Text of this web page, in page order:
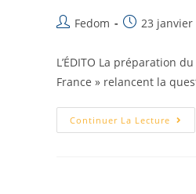
Fedom 23 janvier
L’ÉDITO La préparation
France » relancent la
Continuer La Lecture